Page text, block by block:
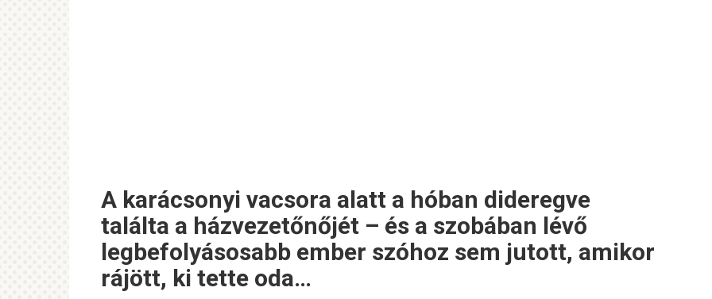
A karácsonyi vacsora alatt a hóban dideregve
találta a házvezetőnőjét – és a szobában lévő
legbefolyásosabb ember szóhoz sem jutott, amikor
rájött, ki tette oda…